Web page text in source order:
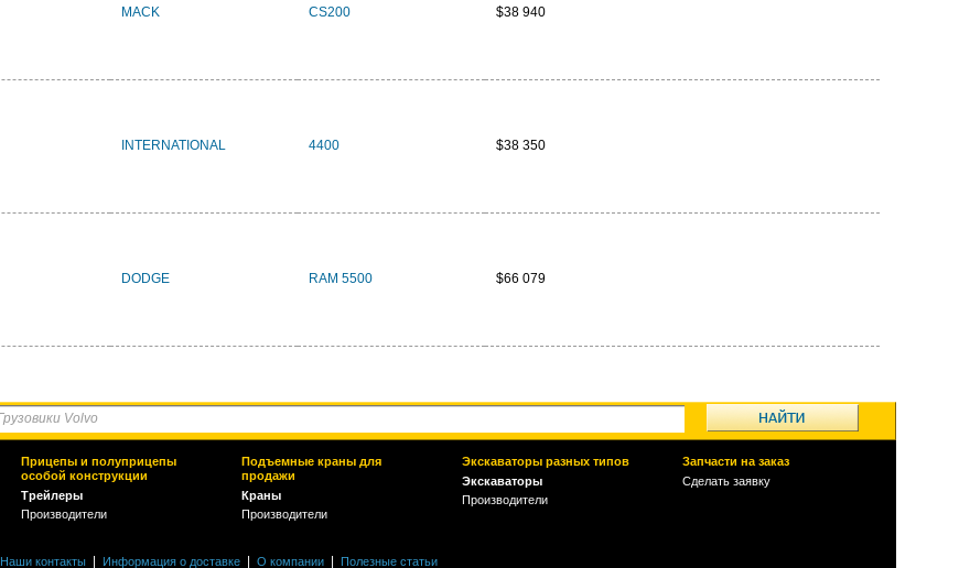
MACK CS200 $38 940
INTERNATIONAL 4400 $38 350
DODGE RAM 5500 $66 079
Прицепы и полуприцепы
особой конструкции
Трейлеры
Производители
Подъемные краны для
продажи
Краны
Производители
Экскаваторы разных типов
Экскаваторы
Производители
Запчасти на заказ
Сделать заявку
Наши контакты Информация о доставке О компании Полезные статьи